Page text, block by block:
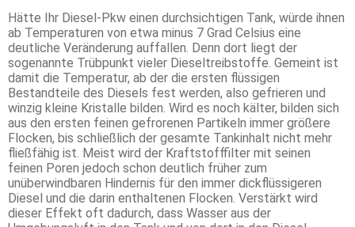
Hätte Ihr Diesel-Pkw einen durchsichtigen Tank, würde ihnen
ab Temperaturen von etwa minus 7 Grad Celsius eine
deutliche Veränderung auffallen. Denn dort liegt der
sogenannte Trübpunkt vieler Dieseltreibstoffe. Gemeint ist
damit die Temperatur, ab der die ersten flüssigen
Bestandteile des Diesels fest werden, also gefrieren und
winzig kleine Kristalle bilden. Wird es noch kälter, bilden sich
aus den ersten feinen gefrorenen Partikeln immer größere
Flocken, bis schließlich der gesamte Tankinhalt nicht mehr
fließfähig ist. Meist wird der Kraftstofffilter mit seinen
feinen Poren jedoch schon deutlich früher zum
unüberwindbaren Hindernis für den immer dickflüssigeren
Diesel und die darin enthaltenen Flocken. Verstärkt wird
dieser Effekt oft dadurch, dass Wasser aus der